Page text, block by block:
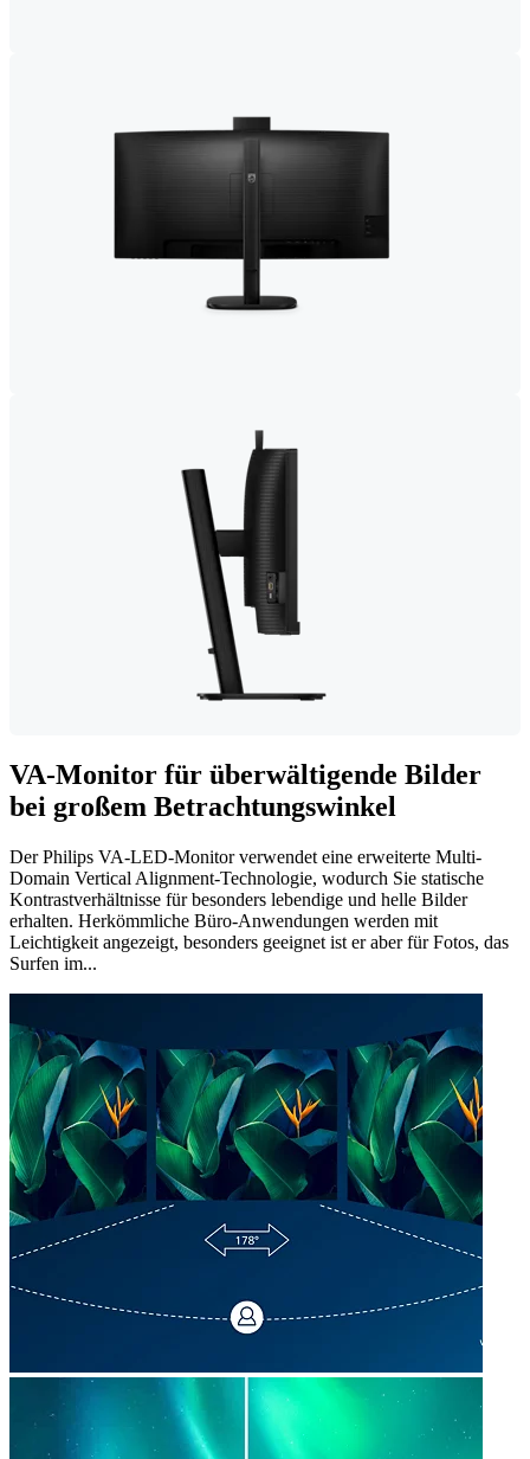
VA-Monitor für überwältigende Bilder
bei großem Betrachtungswinkel
Der Philips VA-LED-Monitor verwendet eine erweiterte Multi-
Domain Vertical Alignment-Technologie, wodurch Sie statische
Kontrastverhältnisse für besonders lebendige und helle Bilder
erhalten. Herkömmliche Büro-Anwendungen werden mit
Leichtigkeit angezeigt, besonders geeignet ist er aber für Fotos, das
Surfen im...